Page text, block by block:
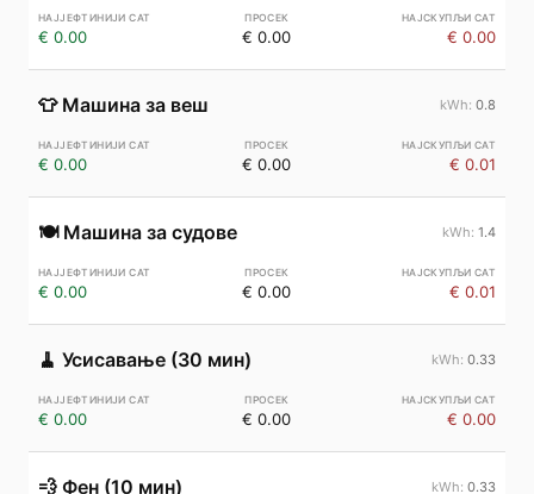
€ 0.00 € 0.00 € 0.00
👕 Машина за веш 0.8
€ 0.00 € 0.00 € 0.01
🍽️ Машина за судове 1.4
€ 0.00 € 0.00 € 0.01
🧹 Усисавање (30 мин) 0.33
€ 0.00 € 0.00 € 0.00
💨 Фен (10 мин) 0.33